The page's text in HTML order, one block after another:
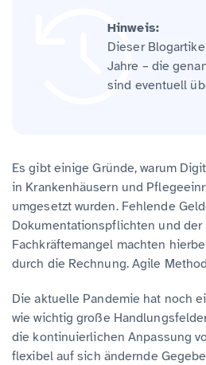
Hinweis:
Dieser
Jahre – die
sind eventuell
Es gibt einige Gründe, warum
in Krankenhäusern und
umgesetzt wurden. Fehlende
Dokumentationspflichten und der
Fachkräftemangel machten
durch die Rechnung. Agile
Die aktuelle Pandemie hat noch
wie wichtig große
die kontinuierlichen Anpassung
flexibel auf sich ändernde